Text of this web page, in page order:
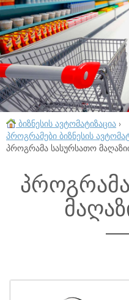
ბიზნესის ავტომატიზაცია ›
პროგრამები ბიზნესის
პროგრამა სასურსათო